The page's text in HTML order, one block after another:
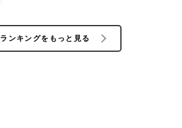
ランキングをもっと見る